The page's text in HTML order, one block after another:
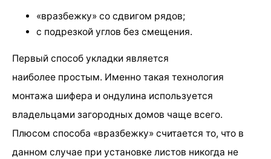
«вразбежку» со сдвигом рядов;
с подрезкой углов без смещения.
Первый способ укладки является
наиболее простым. Именно такая технология
монтажа шифера и ондулина используется
владельцами загородных домов чаще всего.
Плюсом способа «вразбежку» считается то, что в
данном случае при установке листов никогда не